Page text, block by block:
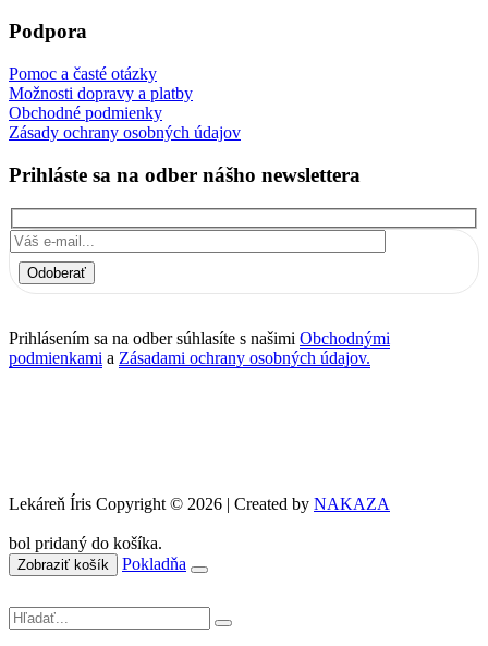
Podpora
Pomoc a časté otázky
Možnosti dopravy a platby
Obchodné podmienky
Zásady ochrany osobných údajov
Prihláste sa na odber nášho newslettera
Odoberať
Prihlásením sa na odber súhlasíte s našimi Obchodnými
podmienkami a Zásadami ochrany osobných údajov.
Lekáreň Íris Copyright © 2026 | Created by NAKAZA
bol pridaný do košíka.
Zobraziť košík Pokladňa